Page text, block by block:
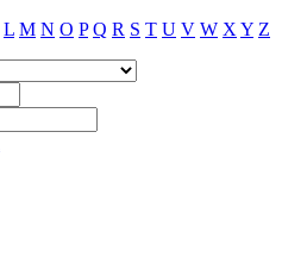
L M N O P Q R S T U V W X Y Z